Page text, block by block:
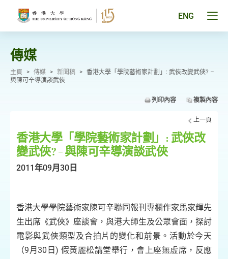
ENG
傳媒
主頁 > 傳媒 > 新聞稿 > 香港大學「學院藝術家計劃」: 武俠改變武俠? –
與陳可辛導演談武俠
列印內容 複製內容
上一頁
香港大學「學院藝術家計劃」: 武俠改
變武俠? – 與陳可辛導演談武俠
2011年09月30日
香港大學學院藝術家陳可辛聯同報刊專欄作家馬家輝先
生出席《武俠》座談會，與港大師生及公眾會面，探討
電影與武俠類型及合拍片的變化和前景。活動於今天
（9月30日) 假黃麗松講堂舉行，會上座無虛席，反應